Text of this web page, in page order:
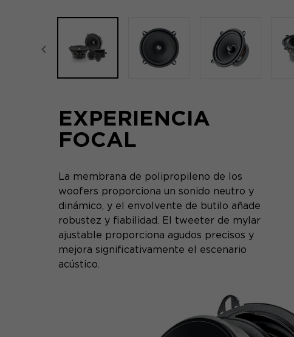
focal-naim-frontent::misc.prev_label
EXPERIENCIA
FOCAL
La membrana de polipropileno de los
woofers proporciona un sonido neutro y
dinámico, y el envolvente de butilo añade
robustez y fiabilidad. El tweeter de mylar
ajustable proporciona agudos precisos y
mejora significativamente el escenario
acústico.